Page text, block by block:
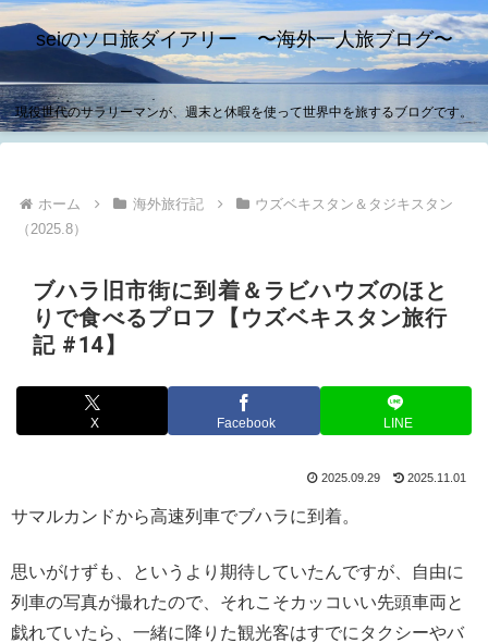
seiのソロ旅ダイアリー 〜海外一人旅ブログ〜
現役世代のサラリーマンが、週末と休暇を使って世界中を旅するブログです。
ホーム 海外旅行記
ウズベキスタン＆タジキスタン
（2025.8）
ブハラ旧市街に到着＆ラビハウズのほと
りで食べるプロフ【ウズベキスタン旅行
記 #14】
X Facebook LINE
2025.09.29 2025.11.01
サマルカンドから高速列車でブハラに到着。
思いがけずも、というより期待していたんですが、自由に
列車の写真が撮れたので、それこそカッコいい先頭車両と
戯れていたら、一緒に降りた観光客はすでにタクシーやバ